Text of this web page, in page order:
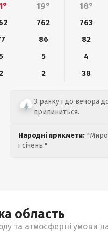
19° 18°
762 763
86 82
5 4
2
2 38
З ранку і до вечора
припиниться.
Народні прикмети:
і січень."
область
та атмосферні умови